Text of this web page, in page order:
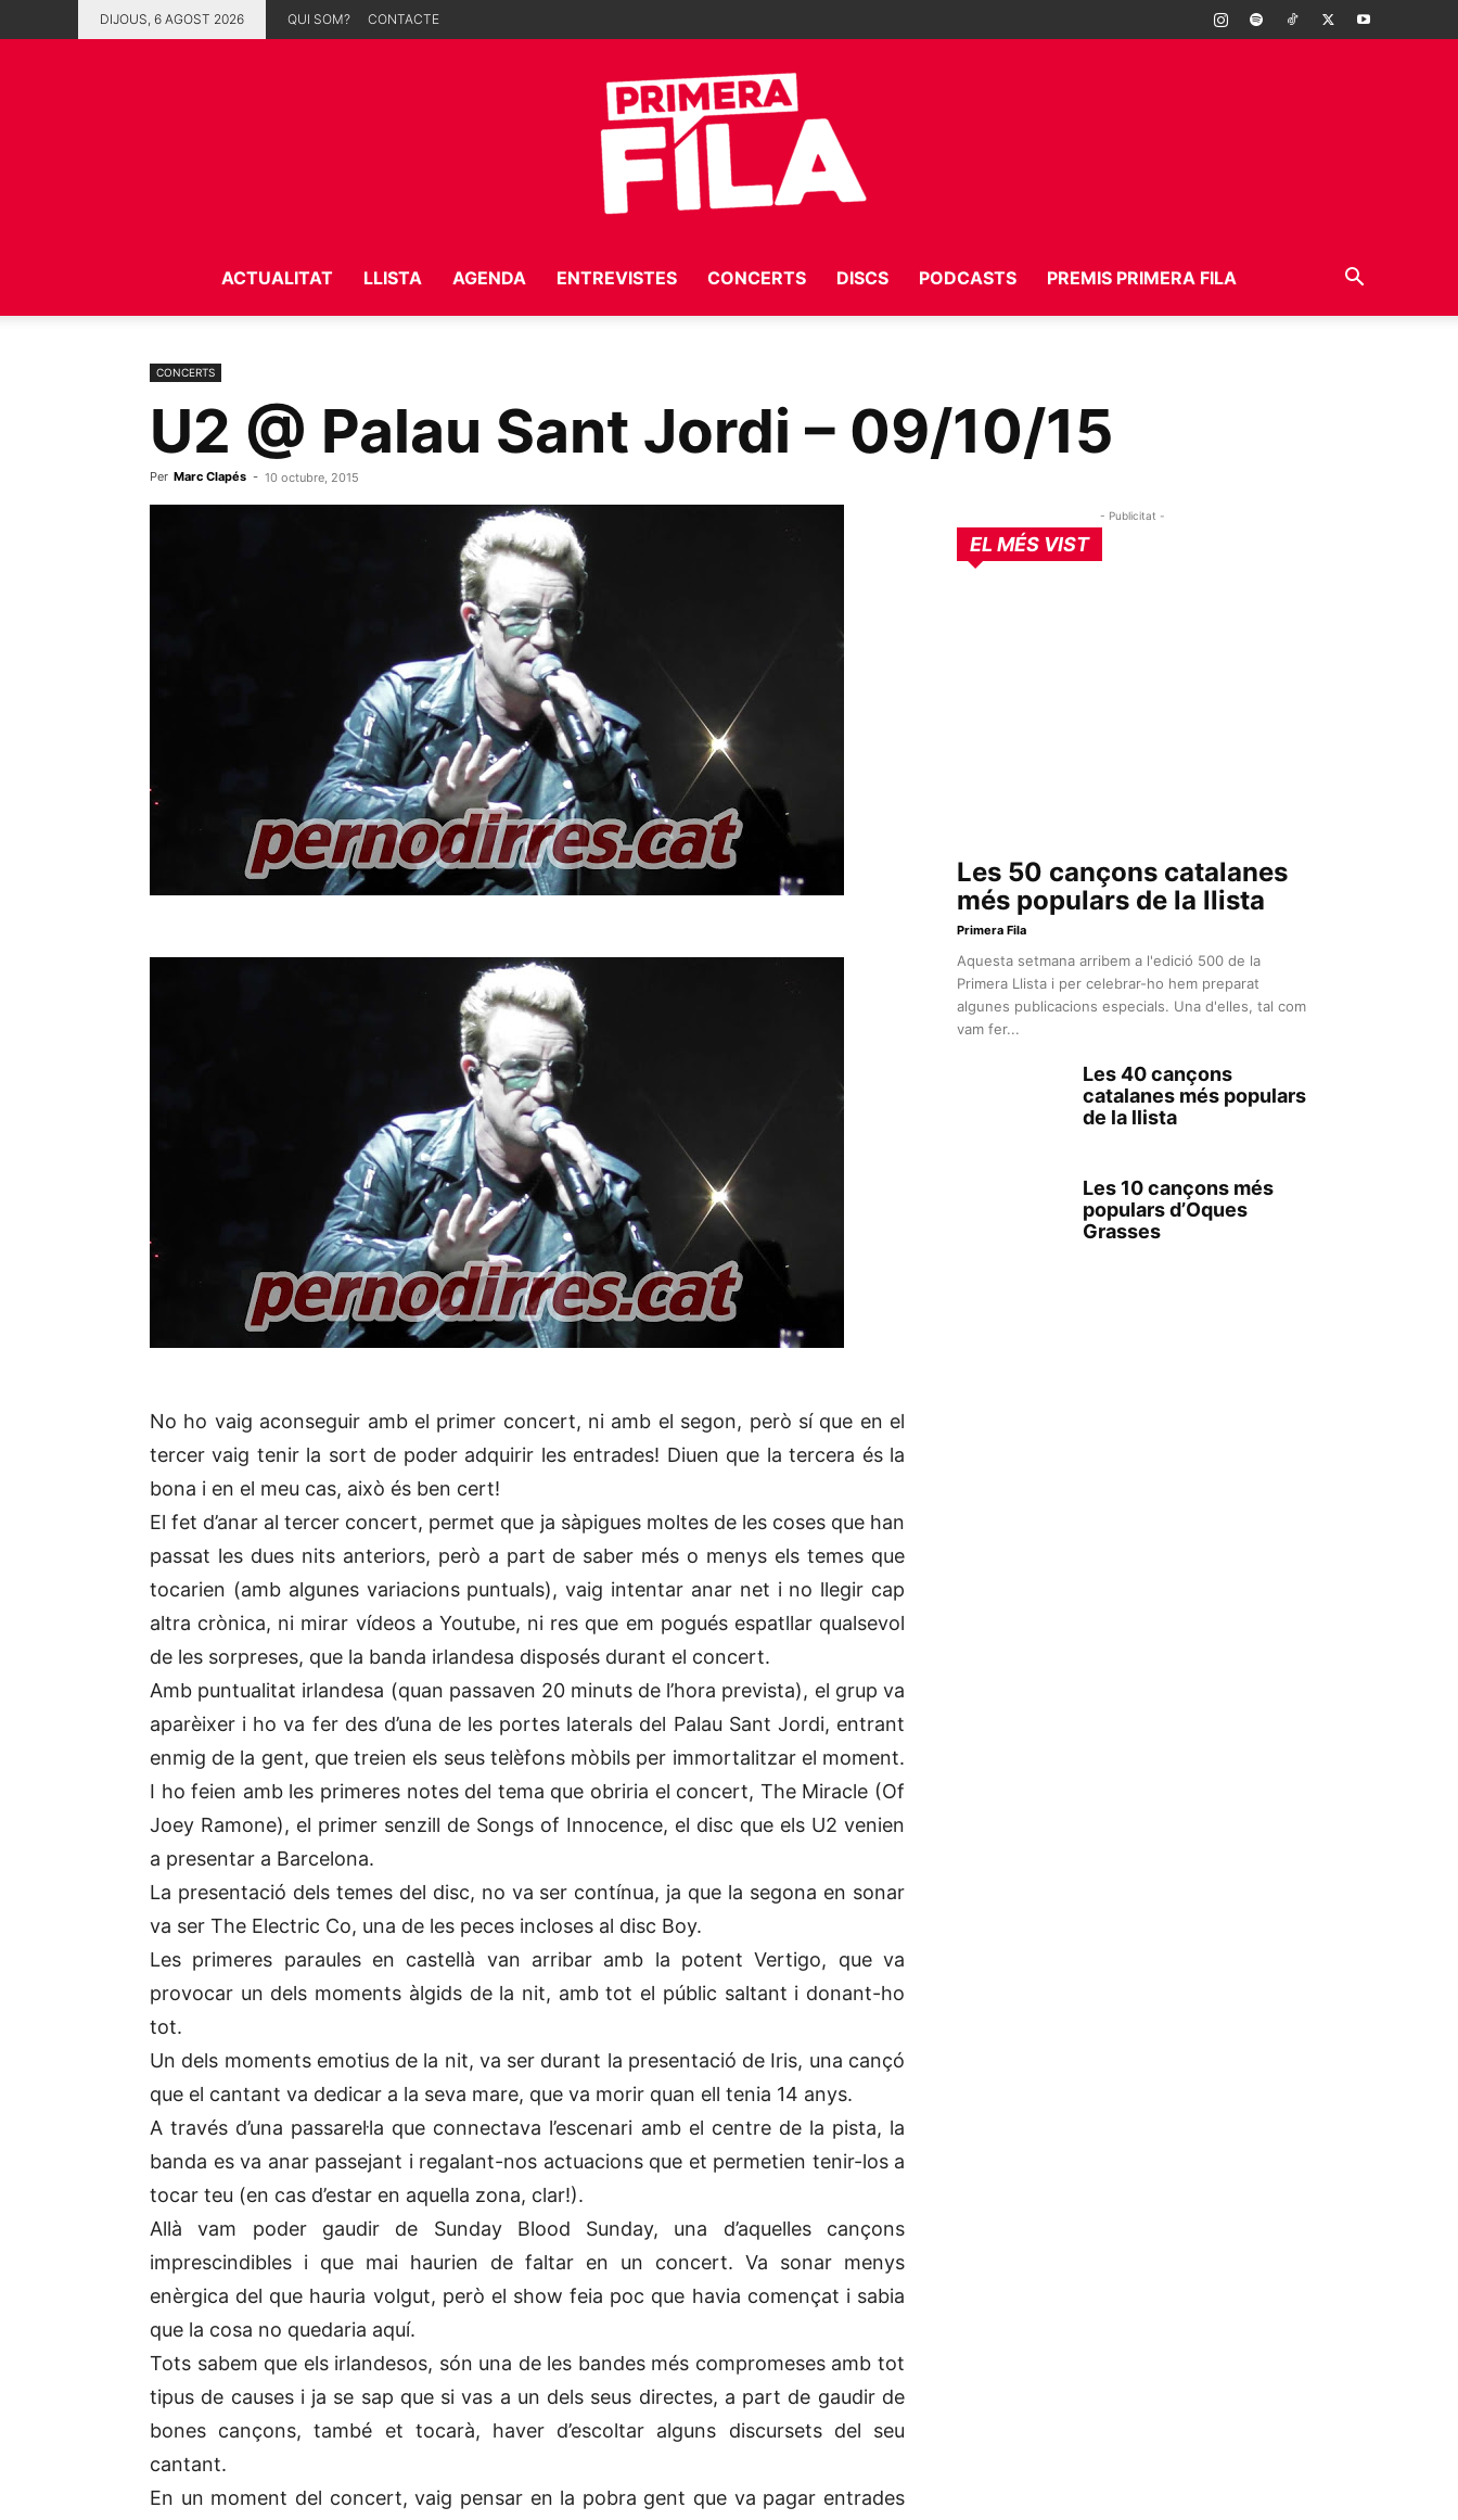
DIJOUS, 6 AGOST 2026 QUI SOM? CONTACTE
Fila
ACTUALITAT LLISTA AGENDA ENTREVISTES CONCERTS DISCS PODCASTS PREMIS PRIMERA FILA
CONCERTS
U2 @ Palau Sant Jordi – 09/10/15
Per Marc Clapés - 10 octubre, 2015
No ho vaig aconseguir amb el primer concert, ni amb el segon, però sí que en el
tercer vaig tenir la sort de poder adquirir les entrades! Diuen que la tercera és la
bona i en el meu cas, això és ben cert!
El fet d’anar al tercer concert, permet que ja sàpigues moltes de les coses que han
passat les dues nits anteriors, però a part de saber més o menys els temes que
tocarien (amb algunes variacions puntuals), vaig intentar anar net i no llegir cap
altra crònica, ni mirar vídeos a Youtube, ni res que em pogués espatllar qualsevol
de les sorpreses, que la banda irlandesa disposés durant el concert.
Amb puntualitat irlandesa (quan passaven 20 minuts de l’hora prevista), el grup va
aparèixer i ho va fer des d’una de les portes laterals del Palau Sant Jordi, entrant
enmig de la gent, que treien els seus telèfons mòbils per immortalitzar el moment.
I ho feien amb les primeres notes del tema que obriria el concert, The Miracle (Of
Joey Ramone), el primer senzill de Songs of Innocence, el disc que els U2 venien
a presentar a Barcelona.
La presentació dels temes del disc, no va ser contínua, ja que la segona en sonar
va ser The Electric Co, una de les peces incloses al disc Boy.
Les primeres paraules en castellà van arribar amb la potent Vertigo, que va
provocar un dels moments àlgids de la nit, amb tot el públic saltant i donant-ho
tot.
Un dels moments emotius de la nit, va ser durant la presentació de Iris, una cançó
que el cantant va dedicar a la seva mare, que va morir quan ell tenia 14 anys.
A través d’una passarel·la que connectava l’escenari amb el centre de la pista, la
banda es va anar passejant i regalant-nos actuacions que et permetien tenir-los a
tocar teu (en cas d’estar en aquella zona, clar!).
Allà vam poder gaudir de Sunday Blood Sunday, una d’aquelles cançons
imprescindibles i que mai haurien de faltar en un concert. Va sonar menys
enèrgica del que hauria volgut, però el show feia poc que havia començat i sabia
que la cosa no quedaria aquí.
Tots sabem que els irlandesos, són una de les bandes més compromeses amb tot
tipus de causes i ja se sap que si vas a un dels seus directes, a part de gaudir de
bones cançons, també et tocarà, haver d’escoltar alguns discursets del seu
cantant.
En un moment del concert, vaig pensar en la pobra gent que va pagar entrades
- Publicitat -
EL MÉS VIST
Les 50 cançons catalanes
més populars de la llista
Primera Fila
Aquesta setmana arribem a l'edició 500 de la
Primera Llista i per celebrar-ho hem preparat
algunes publicacions especials. Una d'elles, tal com
vam fer...
Les 40 cançons
catalanes més populars
de la llista
Les 10 cançons més
populars d’Oques
Grasses